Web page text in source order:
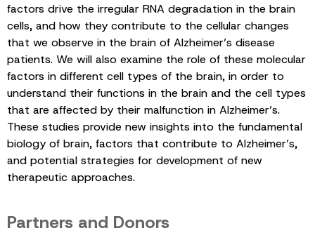
factors drive the irregular RNA degradation in the brain
cells, and how they contribute to the cellular changes
that we observe in the brain of Alzheimer’s disease
patients. We will also examine the role of these molecular
factors in different cell types of the brain, in order to
understand their functions in the brain and the cell types
that are affected by their malfunction in Alzheimer’s.
These studies provide new insights into the fundamental
biology of brain, factors that contribute to Alzheimer’s,
and potential strategies for development of new
therapeutic approaches.
Partners and Donors